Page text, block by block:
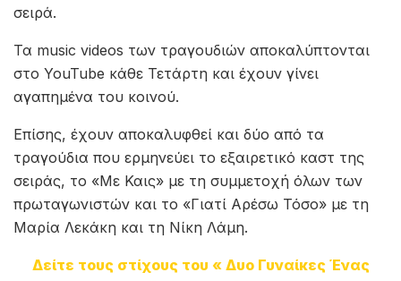
σειρά.
Τα music videos των τραγουδιών αποκαλύπτονται
στο YouTube κάθε Τετάρτη και έχουν γίνει
αγαπημένα του κοινού.
Επίσης, έχουν αποκαλυφθεί και δύο από τα
τραγούδια που ερμηνεύει το εξαιρετικό καστ της
σειράς, το «Με Καις» με τη συμμετοχή όλων των
πρωταγωνιστών και το «Γιατί Αρέσω Τόσο» με τη
Μαρία Λεκάκη και τη Νίκη Λάμη.
Δείτε τους στίχους του « Δυο Γυναίκες Ένας